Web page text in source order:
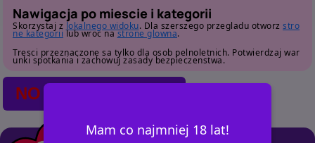
Mam co najmniej 18 lat!
Nawigacja po miescie i kategorii
Skorzystaj z lokalnego widoku. Dla szerszego przegladu otworz stro
ne kategorii lub wroc nastrone glowna.
Tresci przeznaczone sa tylko dla osob pelnoletnich. Potwierdzaj war
unki spotkania i zachowuj zasady bezpieczenstwa.
NO POSTS FOUND